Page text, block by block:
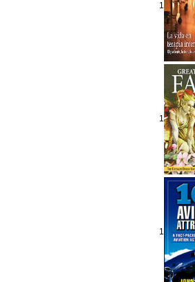
1
1
1